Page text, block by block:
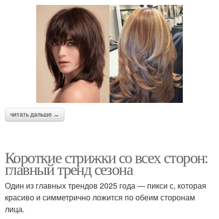
читать дальше →
Короткие стрижки со всех сторон:
главный тренд сезона
Один из главных трендов 2025 года — пикси с, которая
красиво и симметрично ложится по обеим сторонам
лица.